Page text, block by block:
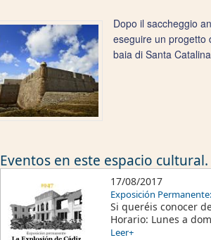
Dopo il saccheggio
eseguire un progetto
baia di Santa
Eventos en este espacio cultural.
17/08/2017
Exposición
Si queréis conocer
Horario: Lunes a
Leer+